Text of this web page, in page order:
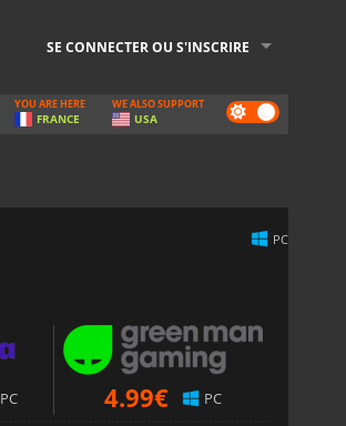
SE CONNECTER OU S'INSCRIRE
Dark
mode
YOU ARE HERE
FRANCE
WE ALSO SUPPORT
USA
PC
PC 4.99€ PC